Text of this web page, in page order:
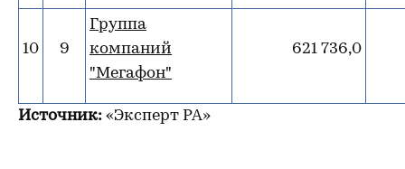
10 9
Группа
компаний
"Мегафон"
621 736,0
Источник: «Эксперт РА»